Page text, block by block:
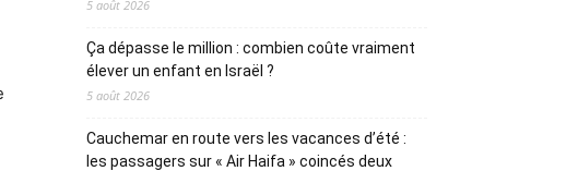
5 août 2026
Ça dépasse le million : combien coûte vraiment
élever un enfant en Israël ?
5 août 2026
Cauchemar en route vers les vacances d’été :
les passagers sur « Air Haifa » coincés deux